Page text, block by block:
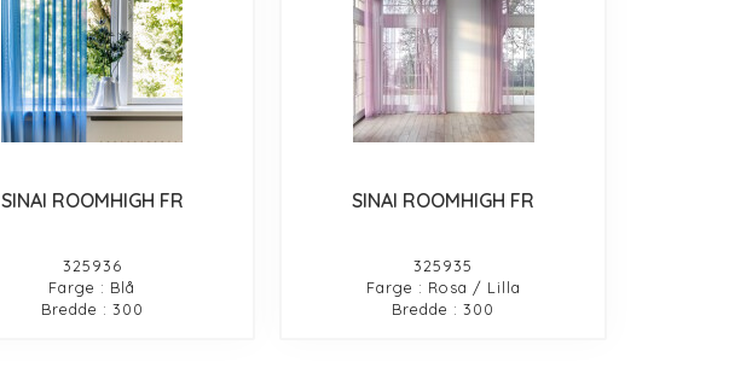
SINAI ROOMHIGH FR
325936
Farge : Blå
Bredde : 300
SINAI ROOMHIGH FR
325935
Farge : Rosa / Lilla
Bredde : 300